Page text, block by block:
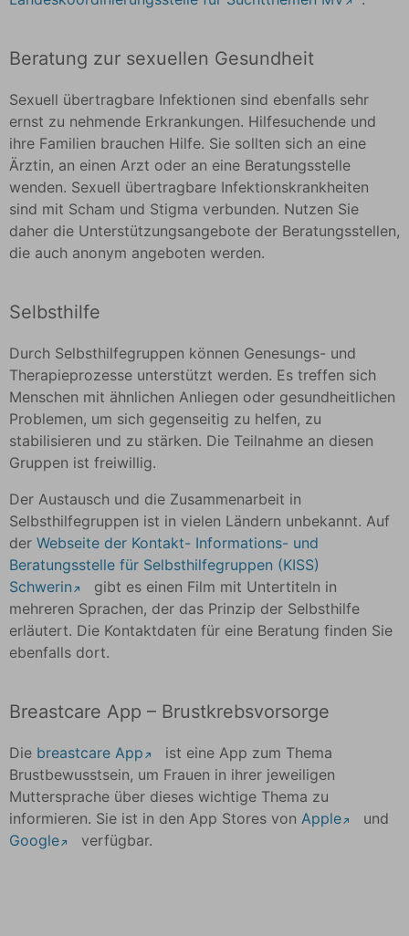
Beratung zur sexuellen Gesundheit
Sexuell übertragbare Infektionen sind ebenfalls sehr
ernst zu nehmende Erkrankungen. Hilfesuchende und
ihre Familien brauchen Hilfe. Sie sollten sich an eine
Ärztin, an einen Arzt oder an eine Beratungsstelle
wenden. Sexuell übertragbare Infektionskrankheiten
sind mit Scham und Stigma verbunden. Nutzen Sie
daher die Unterstützungsangebote der Beratungsstellen,
die auch anonym angeboten werden.
Selbsthilfe
Durch Selbsthilfegruppen können Genesungs- und
Therapieprozesse unterstützt werden. Es treffen sich
Menschen mit ähnlichen Anliegen oder gesundheitlichen
Problemen, um sich gegenseitig zu helfen, zu
stabilisieren und zu stärken. Die Teilnahme an diesen
Gruppen ist freiwillig.
Der Austausch und die Zusammenarbeit in
Selbsthilfegruppen ist in vielen Ländern unbekannt. Auf
der Webseite der Kontakt- Informations- und
Beratungsstelle für Selbsthilfegruppen (KISS)
Schwerin
gibt es einen Film mit Untertiteln in
mehreren Sprachen, der das Prinzip der Selbsthilfe
erläutert. Die Kontaktdaten für eine Beratung finden Sie
ebenfalls dort.
Breastcare App – Brustkrebsvorsorge
Die breastcare App
ist eine App zum Thema
Brustbewusstsein, um Frauen in ihrer jeweiligen
Muttersprache über dieses wichtige Thema zu
informieren. Sie ist in den App Stores von Apple
und
Google
verfügbar.